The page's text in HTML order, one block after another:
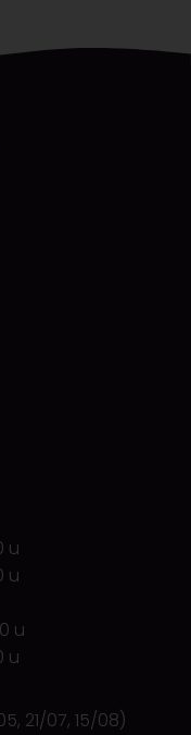
u
u
u
u
21/07, 15/08)